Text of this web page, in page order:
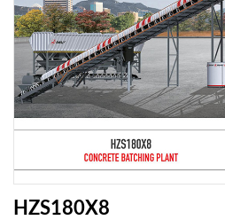
HZS180X8